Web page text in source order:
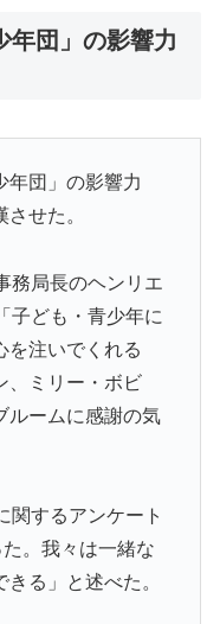
年団」の影響力
年団 」の影響力
せた。
務局長のヘンリエ
子ども・青少年に
を注いでくれる
、ミリー・ボビ
ルームに感謝の気
関するアンケート
。我々は一緒な
る」と述べた。